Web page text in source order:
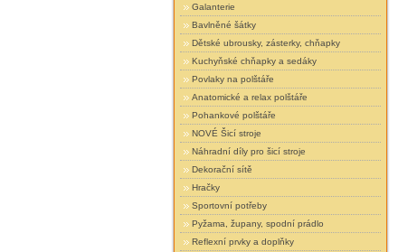
Galanterie
Bavlněné šátky
Dětské ubrousky, zásterky, chňapky
Kuchyňské chňapky a sedáky
Povlaky na polštáře
Anatomické a relax polštáře
Pohankové polštáře
NOVÉ Šicí stroje
Náhradní díly pro šicí stroje
Dekorační sítě
Hračky
Sportovní potřeby
Pyžama, župany, spodní prádlo
Reflexní prvky a doplňky